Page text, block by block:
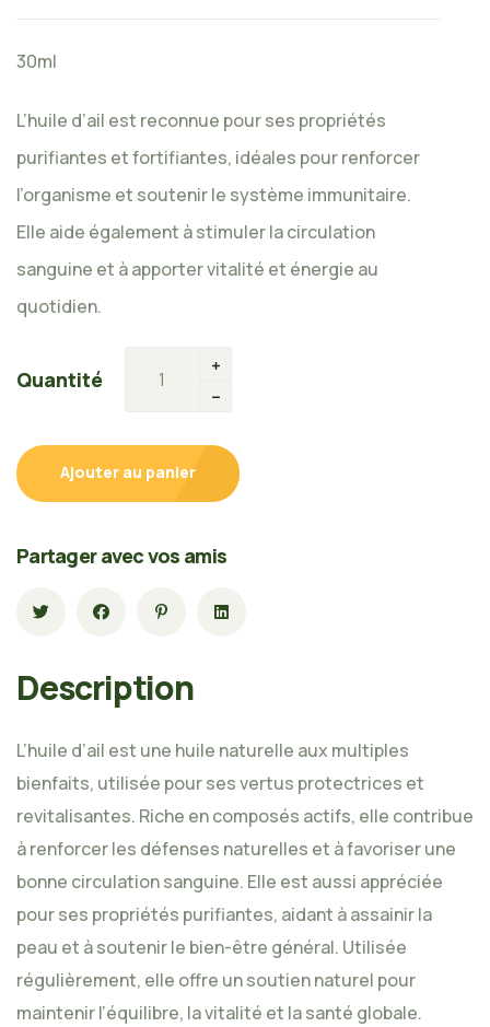
30ml
L’huile d’ail est reconnue pour ses propriétés
purifiantes et fortifiantes, idéales pour renforcer
l’organisme et soutenir le système immunitaire.
Elle aide également à stimuler la circulation
sanguine et à apporter vitalité et énergie au
quotidien.
Quantité
Ajouter au panier
Partager avec vos amis
Description
L’huile d’ail est une huile naturelle aux multiples
bienfaits, utilisée pour ses vertus protectrices et
revitalisantes. Riche en composés actifs, elle contribue
à renforcer les défenses naturelles et à favoriser une
bonne circulation sanguine. Elle est aussi appréciée
pour ses propriétés purifiantes, aidant à assainir la
peau et à soutenir le bien-être général. Utilisée
régulièrement, elle offre un soutien naturel pour
maintenir l’équilibre, la vitalité et la santé globale.